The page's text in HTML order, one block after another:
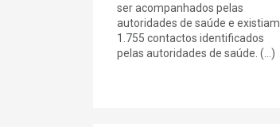
ser acompanhados pelas
autoridades de saúde e existiam
1.755 contactos identificados
pelas autoridades de saúde. (...)